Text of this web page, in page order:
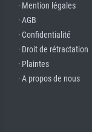
· Mention légales
· AGB
· Confidentialité
· Droit de rétractation
· Plaintes
· A propos de nous